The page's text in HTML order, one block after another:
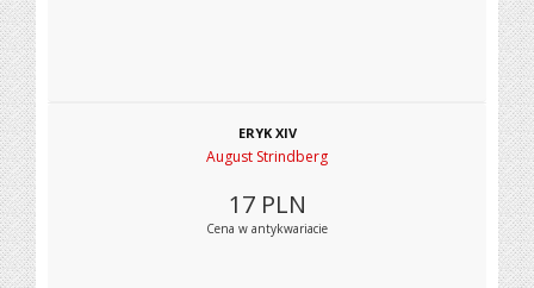
ERYK XIV
August Strindberg
17 PLN
Cena w antykwariacie